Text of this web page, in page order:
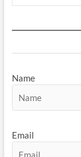
Name
Email